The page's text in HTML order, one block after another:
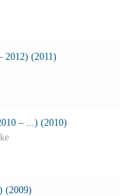
2012) (2011)
– ...) (2010)
(2009)